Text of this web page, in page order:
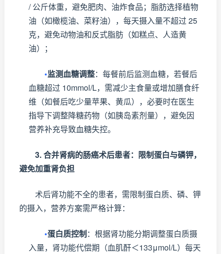
/ 公斤体重，避免肥肉、油炸食品；脂肪选择植物
油（如橄榄油、菜籽油），每天摄入量不超过 25
克，避免动物油和反式脂肪（如糕点、人造黄
油）；
•监测血糖调整：每餐前后监测血糖，若餐后
血糖超过 10mmol/L，需减少主食量或增加膳食纤
维（如餐后吃少量苹果、黄瓜），必要时在医生
指导下调整降糖药物（如胰岛素剂量），避免因
营养补充导致血糖失控。
3. 合并肾病的肠癌术后患者：限制蛋白与磷钾，
避免加重肾负担
术后肾功能不全的患者，需限制蛋白质、磷、钾
的摄入，营养方案需严格计算：
•蛋白质控制：根据肾功能分期调整蛋白质摄
入量，肾功能代偿期（血肌酐＜133μmol/L）每天